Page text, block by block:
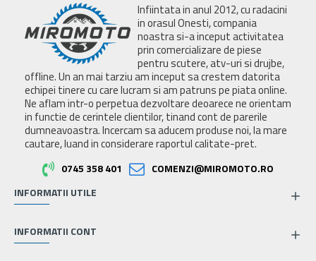
Infiintata in anul 2012, cu radacini
in orasul Onesti, compania
noastra si-a inceput activitatea
prin comercializare de piese
pentru scutere, atv-uri si drujbe,
offline. Un an mai tarziu am inceput sa crestem datorita
echipei tinere cu care lucram si am patruns pe piata online.
Ne aflam intr-o perpetua dezvoltare deoarece ne orientam
in functie de cerintele clientilor, tinand cont de parerile
dumneavoastra. Incercam sa aducem produse noi, la mare
cautare, luand in considerare raportul calitate-pret.
0745 358 401
COMENZI@MIROMOTO.RO
INFORMATII UTILE
INFORMATII CONT